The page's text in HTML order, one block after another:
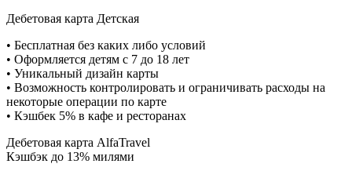
Дебетовая карта Детская
• Бесплатная без каких либо условий
• Оформляется детям с 7 до 18 лет
• Уникальный дизайн карты
• Возможность контролировать и ограничивать расходы на
некоторые операции по карте
• Кэшбек 5% в кафе и ресторанах
Дебетовая карта AlfaTravel
Кэшбэк до 13% милями